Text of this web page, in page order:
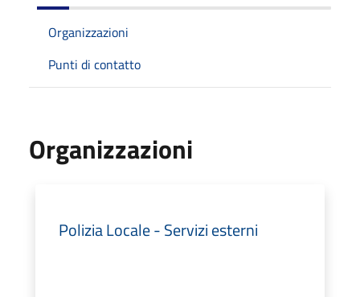
Organizzazioni
Punti di contatto
Organizzazioni
Polizia Locale - Servizi esterni